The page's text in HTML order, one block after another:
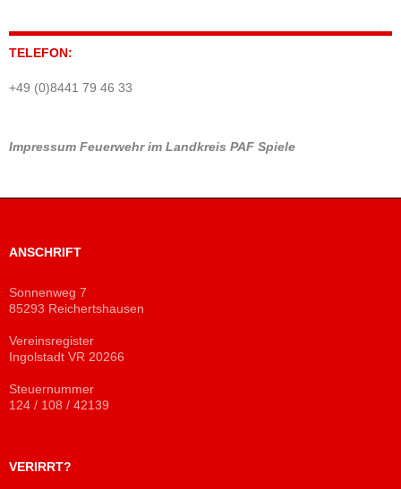
TELEFON:
+49 (0)8441 79 46 33
Impressum Feuerwehr im Landkreis PAF Spiele
ANSCHRIFT
Sonnenweg 7
85293 Reichertshausen
Vereinsregister
Ingolstadt VR 20266
Steuernummer
124 / 108 / 42139
VERIRRT?